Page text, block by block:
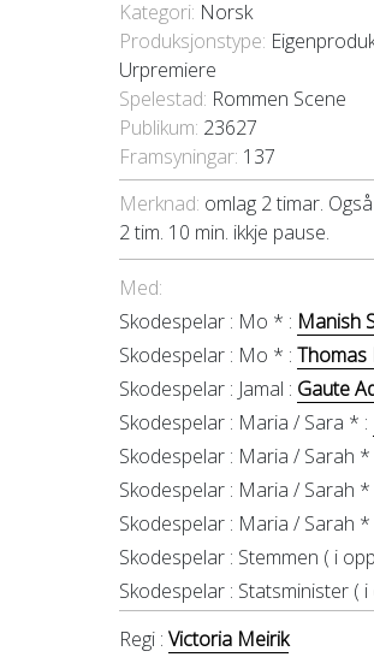
Kategori Norsk
Produksjonstype:
Urpremiere
Spelestad: Rommen Scene
Publikum: 23627
Framsyningar: 137
Merknad: omlag 2 timar.
2 tim. 10 min. ikkje pause.
Med:
Skodespelar : Mo * : Manish
Skodespelar : Mo * : Thomas
Skodespelar : Jamal : Gaute
Skodespelar : Maria / Sara * :
Skodespelar : Maria / Sarah *
Skodespelar : Maria / Sarah *
Skodespelar : Maria / Sarah *
Skodespelar : Stemmen ( i
Skodespelar : Statsminister ( i
Regi : Victoria Meirik